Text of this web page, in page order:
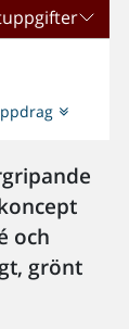
och
grönt